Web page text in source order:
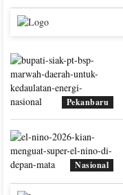
Pekanbaru
Nasional